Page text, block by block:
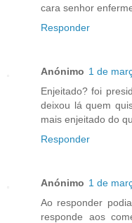
cara senhor
Responder
Anónimo 1 de
Enjeitado? foi
deixou lá quem
mais enjeitado do
Responder
Anónimo 1 de
Ao responder
responde aos